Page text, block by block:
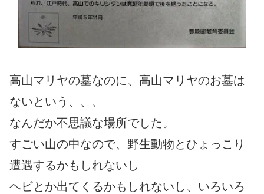
高山マリヤの墓なのに、高山マリヤのお墓は
ないという、、、
なんだか不思議な場所でした。
すごい山の中なので、野生動物とひょっこり
遭遇するかもしれないし
ヘビとか出てくるかもしれないし、いろいろ